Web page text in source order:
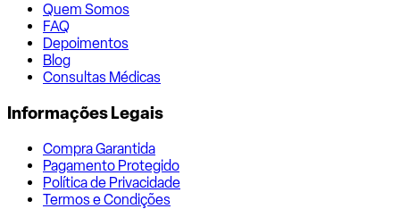
Quem Somos
FAQ
Depoimentos
Blog
Consultas Médicas
Informações Legais
Compra Garantida
Pagamento Protegido
Política de Privacidade
Termos e Condições